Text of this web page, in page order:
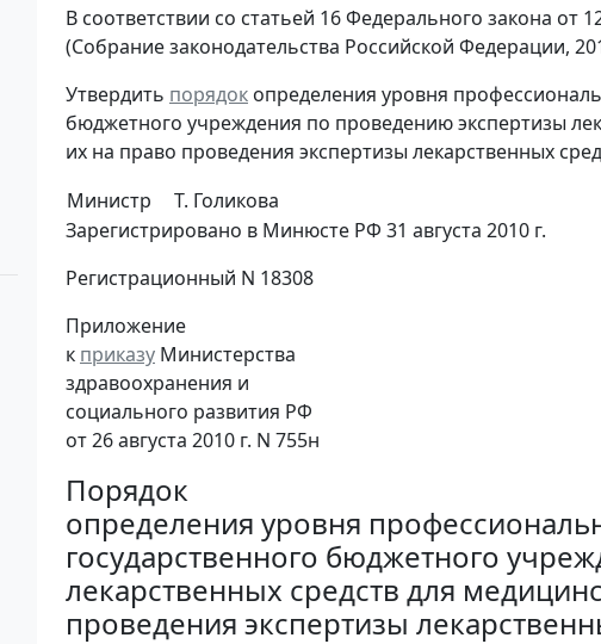
В соответствии со статьей 16 Федерального закона
(Собрание законодательства Российской Федерации,
Утвердить порядок определения уровня
бюджетного учреждения по проведению экспертизы
их на право проведения экспертизы лекарственных
Министр
Т. Голикова
Зарегистрировано в Минюсте РФ 31 августа 2010 г.
Регистрационный N 18308
Приложение
к приказу Министерства
здравоохранения и
социального развития РФ
от 26 августа 2010 г. N 755н
Порядок
определения уровня
государственного бюджетного
лекарственных средств для
проведения экспертизы